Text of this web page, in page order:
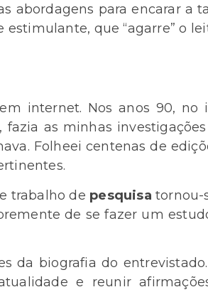
abordagens para encarar a
estimulante, que “agarre” o
internet. Nos anos 90, no
as minhas investigações
Folheei centenas de
trabalho de pesquisa tornou-
de se fazer um
da biografia do
e reunir